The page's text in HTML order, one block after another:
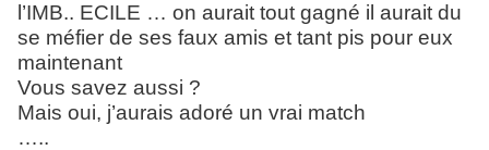
l’IMB.. ECILE … on aurait tout gagné il aurait du
se méfier de ses faux amis et tant pis pour eux
maintenant
Vous savez aussi ?
Mais oui, j’aurais adoré un vrai match
…..